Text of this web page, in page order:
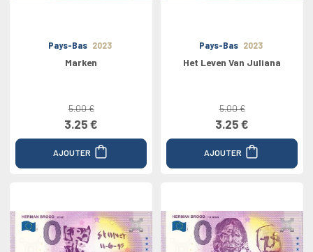
Pays-Bas 2023
Marken
5.00 €
3.25 €
AJOUTER
Pays-Bas 2023
Het Leven Van Juliana
5.00 €
3.25 €
AJOUTER